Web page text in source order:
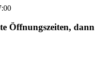
Öffnungszeiten, dann